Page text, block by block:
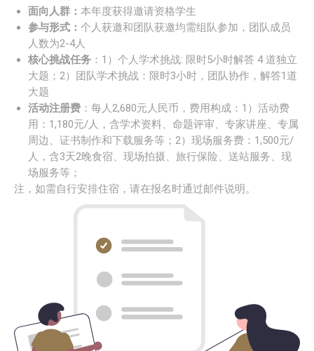
面向人群： 本年度获得邀请资格学生
参与形式： 个人获邀和团队获邀均需组队参加，团队成员
人数为2-4人
核心挑战任务 ：1）个人学术挑战: 限时5小时解答 4 道独立
大题；2）团队学术挑战：限时3小时，团队协作，解答1道
大题
活动注册费 ：每人2,680元人民币，费用构成：1）活动费
用：1,180元/人，含学术资料、命题评审、专家讲座、专属
周边、证书制作和下载服务等；2）现场服务费：1,500元/
人，含3天2晚食宿、现场拍摄、旅行保险、送站服务、现
场服务等；
注，如需自行安排住宿，请在报名时通过邮件说明。